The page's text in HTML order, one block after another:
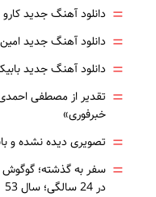
= دانلود آهنگ جدید
= دانلود آهنگ جدید
= دانلود آهنگ جدید
= تقدیر از مصطفی احمدی
خبرفوری»
= تصویری دیده نشده و
= سفر به گذشته؛ گوگوش
در 24 سالگی؛ سال 53